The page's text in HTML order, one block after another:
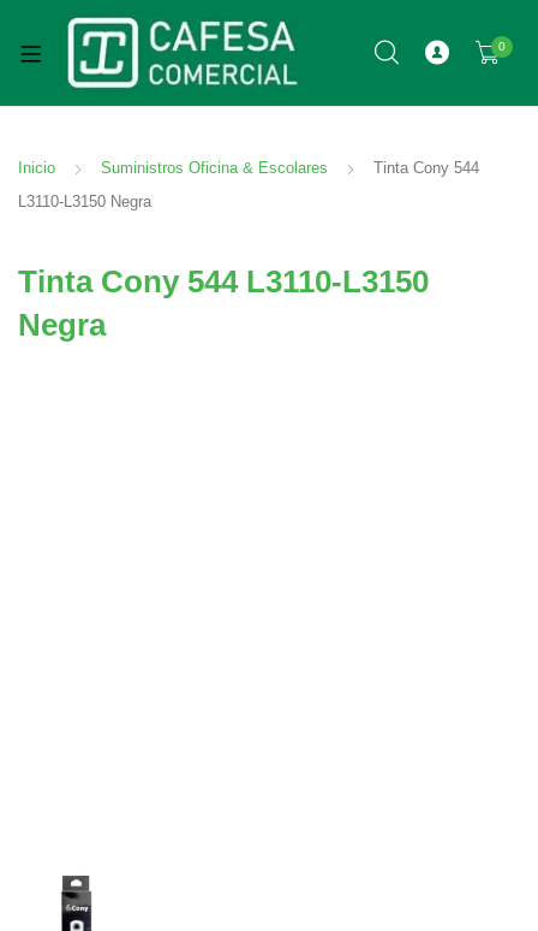
0
Inicio Suministros Oficina & Escolares
Tinta Cony 544
L3110-L3150 Negra
Tinta Cony 544 L3110-L3150
Negra